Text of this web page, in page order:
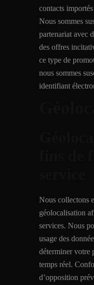
contacts
Nous sommes
partenariat avec
des offres
ce type de
nous sommes
identifiant
Nous collectons
géolocalisation
services. Nous
usage des
déterminer votre
temps réel.
d’opposition